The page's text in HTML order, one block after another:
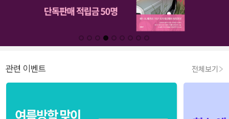
관련 이벤트 전체보기